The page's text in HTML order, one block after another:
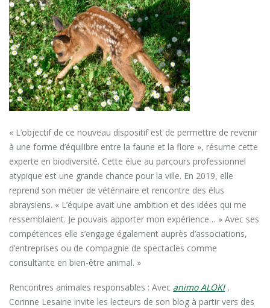
« L’objectif de ce nouveau dispositif est de permettre de revenir
à une forme d’équilibre entre la faune et la flore », résume cette
experte en biodiversité. Cette élue au parcours professionnel
atypique est une grande chance pour la ville. En 2019, elle
reprend son métier de vétérinaire et rencontre des élus
abraysiens. « L’équipe avait une ambition et des idées qui me
ressemblaient. Je pouvais apporter mon expérience… » Avec ses
compétences elle s’engage également auprès d’associations,
d’entreprises ou de compagnie de spectacles comme
consultante en bien-être animal. »
Rencontres animales responsables : Avec animo ALOKI,
Corinne Lesaine invite les lecteurs de son blog à partir vers des